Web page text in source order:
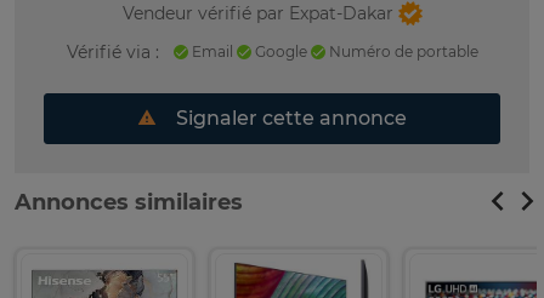
Vendeur vérifié par Expat-Dakar
Vérifié via :
Email Google Numéro de portable
Signaler cette annonce
Annonces similaires